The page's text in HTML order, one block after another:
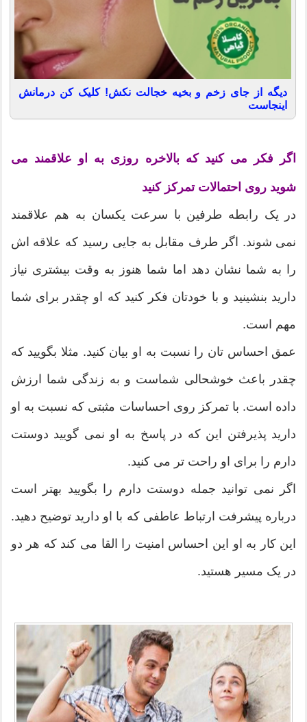
دیگه از جای زخم و بخیه خجالت نکش! کلیک کن درمانش
اینجاست
اگر فکر می کنید که بالاخره روزی به او علاقمند می
شوید روی احتمالات تمرکز کنید
در یک رابطه طرفین با سرعت یکسان به هم علاقمند
نمی شوند. اگر طرف مقابل به جایی رسید که علاقه اش
را به شما نشان دهد اما شما هنوز به وقت بیشتری نیاز
دارید بنشینید و با خودتان فکر کنید که او چقدر برای شما
مهم است.
عمق احساس تان را نسبت به او بیان کنید. مثلا بگویید که
چقدر باعث خوشحالی شماست و به زندگی شما ارزش
داده است. با تمرکز روی احساسات مثبتی که نسبت به او
دارید پذیرفتن این که در پاسخ به او نمی گویید دوستت
دارم را برای او راحت تر می کنید.
اگر نمی توانید جمله دوستت دارم را بگویید بهتر است
درباره پیشرفت ارتباط عاطفی که با او دارید توضیح دهید.
این کار به او این احساس امنیت را القا می کند که هر دو
در یک مسیر هستید.